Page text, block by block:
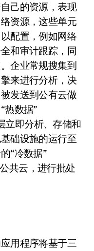
己的资源，表现
资源，这些单元
配置，例如网络
和审计跟踪，同
企业常规搜集到
来进行分析，决
发送到公有云做
热数据”
立即分析、存储和
础设施的运行至
“冷数据”
共云，进行批处
用程序将基于三